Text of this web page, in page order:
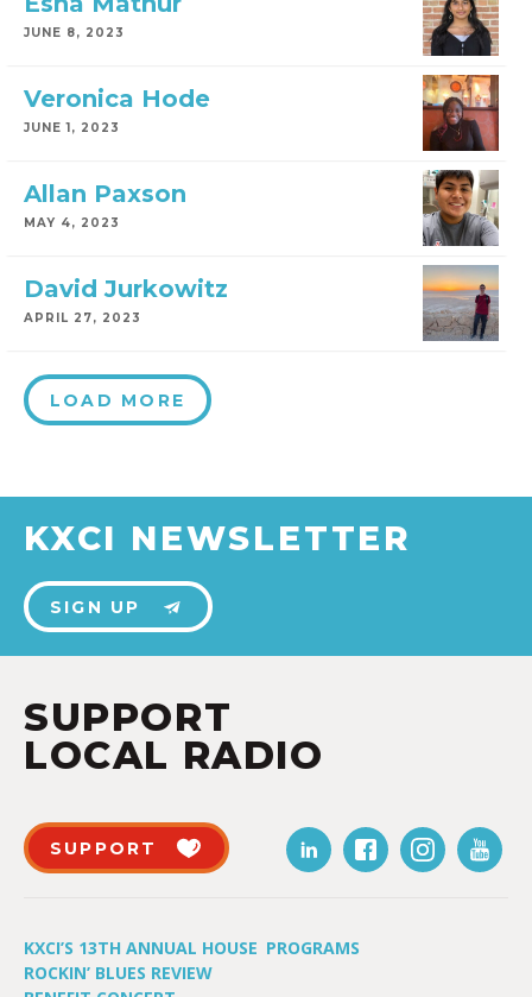
JUNE 8, 2023
Veronica Hode
JUNE 1, 2023
Allan Paxson
MAY 4, 2023
David Jurkowitz
APRIL 27, 2023
LOAD MORE
KXCI NEWSLETTER
SIGN UP
SUPPORT
LOCAL RADIO
SUPPORT
KXCI’S 13TH ANNUAL HOUSE
ROCKIN’ BLUES REVIEW
PROGRAMS